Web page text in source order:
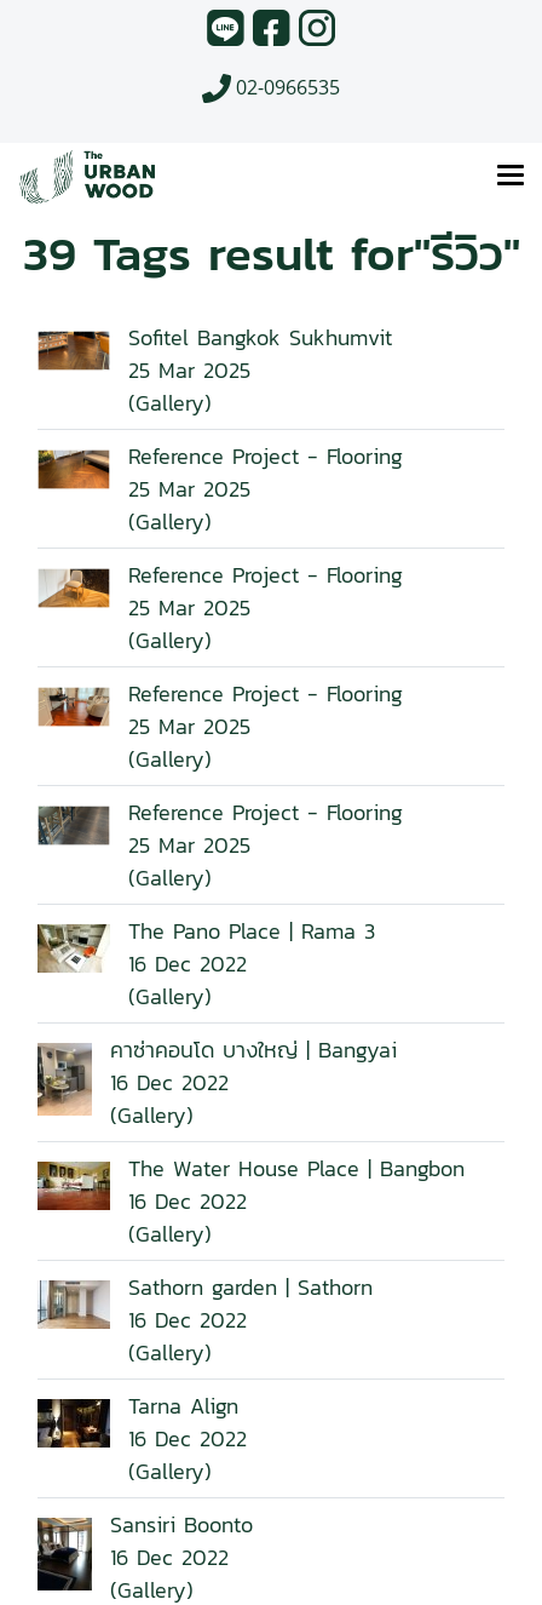
02-0966535
39 Tags result for"รีวิว"
Sofitel Bangkok Sukhumvit
25 Mar 2025
(Gallery)
Reference Project - Flooring
25 Mar 2025
(Gallery)
Reference Project - Flooring
25 Mar 2025
(Gallery)
Reference Project - Flooring
25 Mar 2025
(Gallery)
Reference Project - Flooring
25 Mar 2025
(Gallery)
The Pano Place | Rama 3
16 Dec 2022
(Gallery)
คาซ่าคอนโด บางใหญ่ | Bangyai
16 Dec 2022
(Gallery)
The Water House Place | Bangbon
16 Dec 2022
(Gallery)
Sathorn garden | Sathorn
16 Dec 2022
(Gallery)
Tarna Align
16 Dec 2022
(Gallery)
Sansiri Boonto
16 Dec 2022
(Gallery)